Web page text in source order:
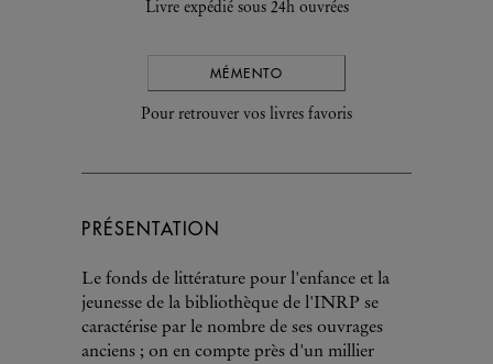
Livre expédié sous 24h ouvrées
MÉMENTO
Pour retrouver vos livres favoris
PRÉSENTATION
Le fonds de littérature pour l'enfance et la
jeunesse de la bibliothèque de l'INRP se
caractérise par le nombre de ses ouvrages
anciens ; on en compte près d'un millier